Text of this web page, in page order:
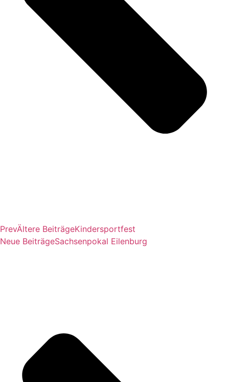
PrevÄltere BeiträgeKindersportfest
Neue BeiträgeSachsenpokal Eilenburg